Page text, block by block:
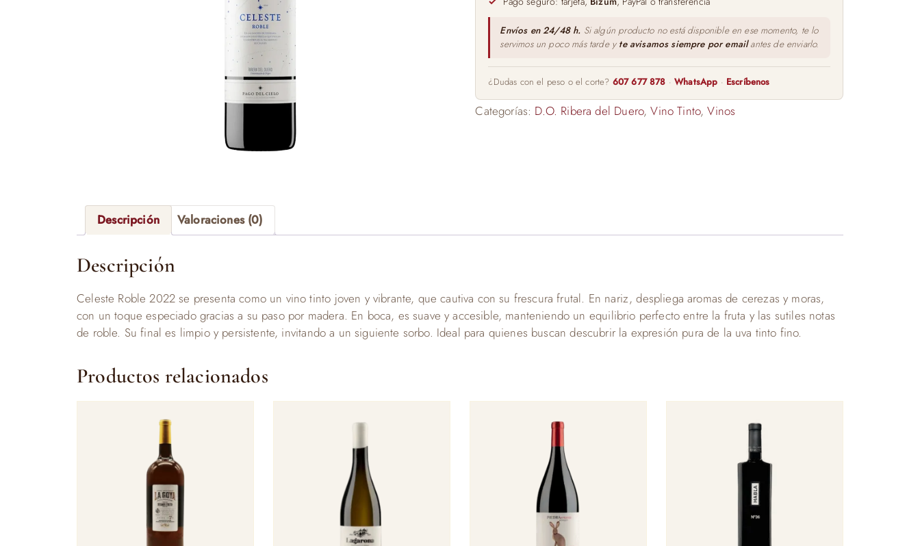
Envíos en 24/48 h. Si algún producto no está disponible en ese momento, te lo
servimos un poco más tarde y te avisamos siempre por emailantes de enviarlo.
¿Dudas con el peso o el corte? 607 677 878 ·WhatsApp · Escríbenos
Categorías: D.O. Ribera del Duero,Vino Tinto,Vinos
Descripción Valoraciones (0)
Descripción
Celeste Roble 2022 se presenta como un vino tinto joven y vibrante, que cautiva con su frescura frutal. En nariz, despliega aromas de cerezas y moras,
con un toque especiado gracias a su paso por madera. En boca, es suave y accesible, manteniendo un equilibrio perfecto entre la fruta y las sutiles notas
de roble. Su final es limpio y persistente, invitando a un siguiente sorbo. Ideal para quienes buscan descubrir la expresión pura de la uva tinto fino.
Productos relacionados